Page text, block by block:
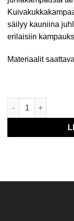
säilyy kauniina
erilaisiin
Materiaalit
Kuivakukkakampa